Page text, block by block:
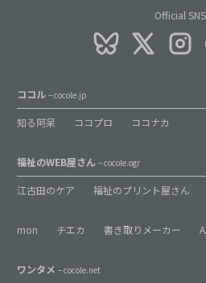
Official SNS
ココル – cocole.jp
知る阿呆 ココプロ ココナカ
福祉のWEB屋さん – cocole.ogr
江古田のケア 福祉のプリント屋さん
mon チエカ 書き取りメーカー
ワンタメ – cocole.net